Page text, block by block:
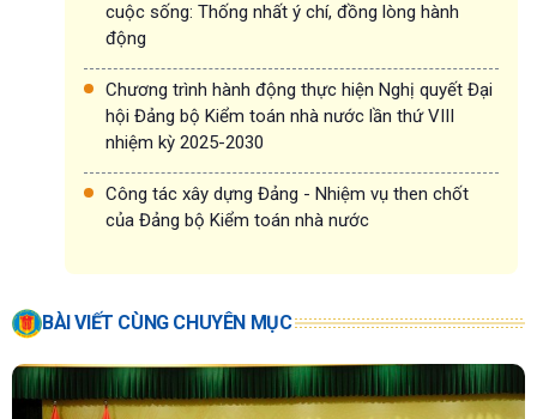
cuộc sống: Thống nhất ý chí, đồng lòng hành
động
Chương trình hành động thực hiện Nghị quyết Đại
hội Đảng bộ Kiểm toán nhà nước lần thứ VIII
nhiệm kỳ 2025-2030
Công tác xây dựng Đảng - Nhiệm vụ then chốt
của Đảng bộ Kiểm toán nhà nước
BÀI VIẾT CÙNG CHUYÊN MỤC